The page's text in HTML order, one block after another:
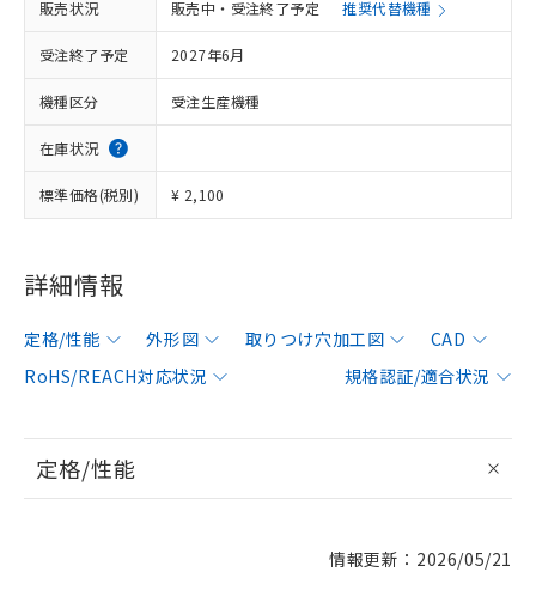
販売状況 販売中・受注終了予定 推奨代替機種
受注終了予定 2027年6月
機種区分 受注生産機種
在庫状況
標準価格(税別) ¥ 2,100
詳細情報
定格/性能 外形図 取りつけ穴加工図
CAD
RoHS/REACH対応状況
規格認証/適合状況
定格/性能
情報更新：2026/05/21